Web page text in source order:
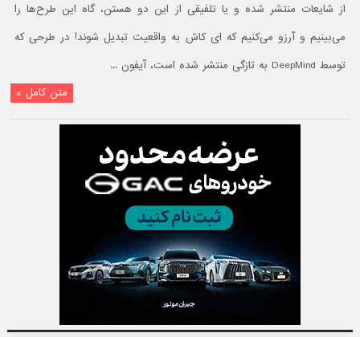
از شایعات منتشر شده و یا تلفیقی از این دو هستن، گاه این طرح‌ها را
می‌بینیم و آرزو می‌کنیم که ای کاش به واقعیت تبدیل شوند! در طرحی که
توسط DeepMind به تازگی منتشر شده است، آیفون ...
متن کامل »